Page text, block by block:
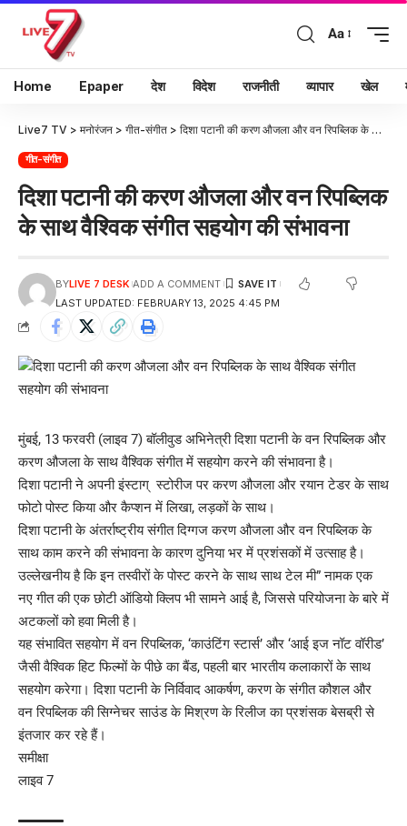
Aa
Home Epaper देश विदेश राजनीती व्यापार खेल
Live7 TV > मनोरंजन > गीत-संगीत > दिशा पटानी की करण औजला और वन रिपब्लिक के साथ वैश्विक संगीत सहयोग की संभावना
गीत-संगीत
दिशा पटानी की करण औजला और वन रिपब्लिक
के साथ वैश्विक संगीत सहयोग की संभावना
LAST UPDATED: FEBRUARY 13, 2025 4:45 PM
BYLIVE 7 DESK ADD A COMMENT
मुंबई, 13 फरवरी (लाइव 7) बॉलीवुड अभिनेत्री दिशा पटानी के वन रिपब्लिक और
करण औजला के साथ वैश्विक संगीत में सहयोग करने की संभावना है।
दिशा पटानी ने अपनी इंस्टाग् स्टोरीज पर करण औजला और रयान टेडर के साथ
फोटो पोस्ट किया और कैप्शन में लिखा, लड़कों के साथ।
दिशा पटानी के अंतर्राष्ट्रीय संगीत दिग्गज करण औजला और वन रिपब्लिक के
साथ काम करने की संभावना के कारण दुनिया भर में प्रशंसकों में उत्साह है।
उल्लेखनीय है कि इन तस्वीरों के पोस्ट करने के साथ साथ टेल मी” नामक एक
नए गीत की एक छोटी ऑडियो क्लिप भी सामने आई है, जिससे परियोजना के बारे में
अटकलों को हवा मिली है।
यह संभावित सहयोग में वन रिपब्लिक, ‘काउंटिंग स्टार्स’ और ‘आई इज नॉट वॉरीड’
जैसी वैश्विक हिट फिल्मों के पीछे का बैंड, पहली बार भारतीय कलाकारों के साथ
सहयोग करेगा। दिशा पटानी के निर्विवाद आकर्षण, करण के संगीत कौशल और
वन रिपब्लिक की सिग्नेचर साउंड के मिश्रण के रिलीज का प्रशंसक बेसब्री से
इंतजार कर रहे हैं।
समीक्षा
लाइव 7